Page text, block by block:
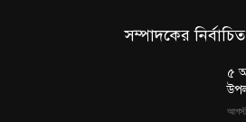
সম্পাদকের নির্বাচিত
৫